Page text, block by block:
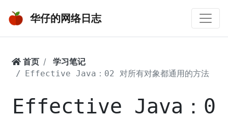
华仔的网络日志
首页 学习笔记
Effective Java：02 对所有对象都通用的方法
Effective Java：0